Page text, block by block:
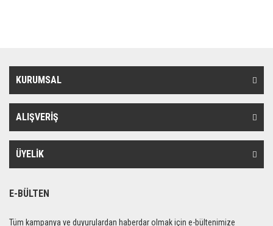
KURUMSAL
ALIŞVERİŞ
ÜYELİK
E-BÜLTEN
Tüm kampanya ve duyurulardan haberdar olmak için e-bültenimize